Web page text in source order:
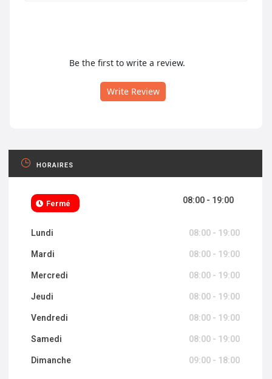
Be the first to write a review.
Write Review
HORAIRES
Fermé 08:00 - 19:00
Lundi 08:00 - 19:00
Mardi 08:00 - 19:00
Mercredi 08:00 - 19:00
Jeudi 08:00 - 19:00
Vendredi 08:00 - 19:00
Samedi 08:00 - 19:00
Dimanche 09:00 - 18:00